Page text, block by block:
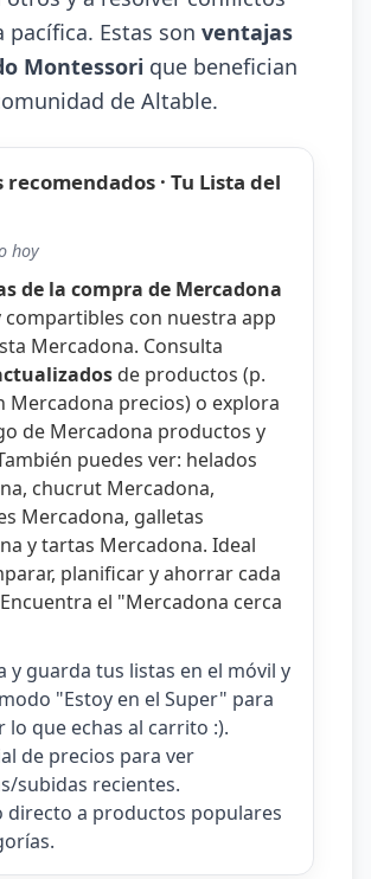
pacífica. Estas son ventajas
Montessori que benefician
de Altable.
recomendados · Tu Lista del
hoy
de la compra de Mercadona
compartibles con nuestra app
Mercadona. Consulta
de productos (p.
Mercadona precios) o explora
de Mercadona productos y
puedes ver: helados
, chucrut Mercadona,
Mercadona, galletas
ytartas Mercadona. Ideal
planificar y ahorrar cada
el "Mercadona cerca
y guarda tus listas en el móvil y
"Estoy en el Super" para
lo que echas al carrito :).
de precios para ver
subidas recientes.
directo a productos populares